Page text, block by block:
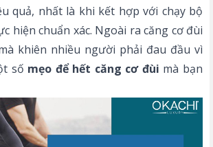
quả, nhất là khi kết hợp với chạy bộ
hiện chuẩn xác. Ngoài ra căng cơ đùi
khiên nhiều người phải đau đầu vì
số mẹo để hết căng cơ đùi mà bạn